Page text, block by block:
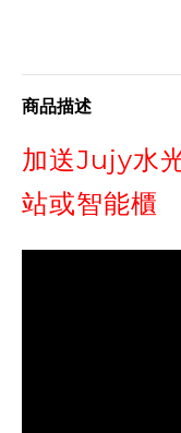
商品描述
加送Jujy水
站或智能櫃